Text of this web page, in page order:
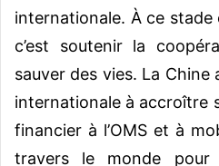
internationale. À ce stade
c’est soutenir la
sauver des vies. La
internationale à accroître
financier à l’OMS et à
travers le monde pour